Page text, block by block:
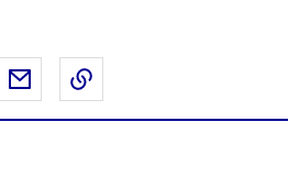
Twittersur LinkedIn
Partager par email